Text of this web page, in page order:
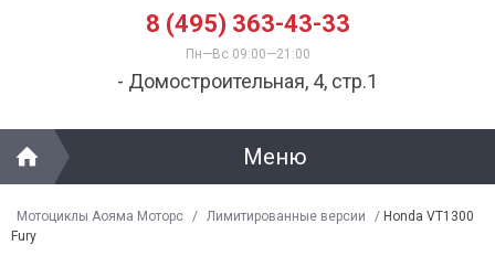
8 (495) 363-43-33
Пн—Вс 09:00—21:00
- Домостроительная, 4, стр.1
Меню
Мотоциклы Аояма Моторс / Лимитированные версии / Honda VT1300
Fury